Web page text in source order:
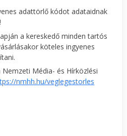
adattörlő kódot adataidnak
a kereskedő minden tartós
köteles ingyenes
Média- és Hírközlési
nmhh.hu/veglegestorles